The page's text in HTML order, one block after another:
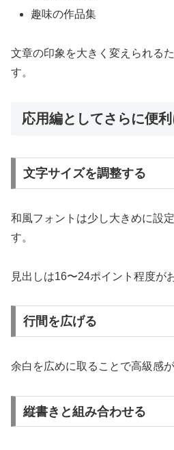
趣味の作品集
文章の印象を大きく変えられる
す。
応用編としてさらに便
文字サイズを調整する
和風フォントは少し大きめに設
す。
見出しは16〜24ポイント程度が
行間を広げる
余白を広めに取ることで高級感が
縦書きと組み合わせる